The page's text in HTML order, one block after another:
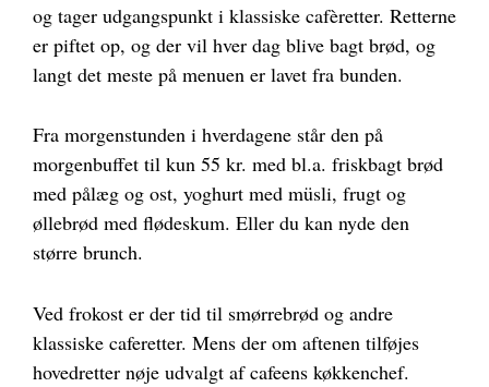
og tager udgangspunkt i klassiske cafèretter. Retterne
er piftet op, og der vil hver dag blive bagt brød, og
langt det meste på menuen er lavet fra bunden.
Fra morgenstunden i hverdagene står den på
morgenbuffet til kun 55 kr. med bl.a. friskbagt brød
med pålæg og ost, yoghurt med müsli, frugt og
øllebrød med flødeskum. Eller du kan nyde den
større brunch.
Ved frokost er der tid til smørrebrød og andre
klassiske caferetter. Mens der om aftenen tilføjes
hovedretter nøje udvalgt af cafeens køkkenchef.